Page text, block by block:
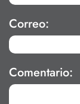
Correo:
Comentario: